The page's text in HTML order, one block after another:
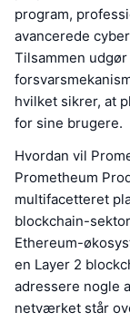
program,
avancerede
Tilsammen
hvilket sikrer, at
for sine brugere.
Hvordan vil
Prometheum
multifacetteret
blockchain-
Ethereum-
en Layer 2
adressere nogle
netværket står